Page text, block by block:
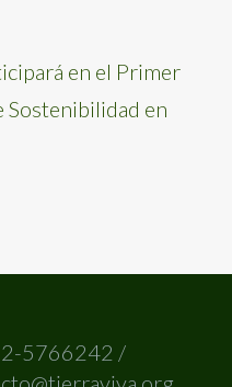
en el Primer
Sostenibilidad en
5766242 /